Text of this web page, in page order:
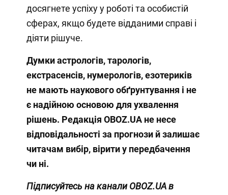
досягнете успіху у роботі та особистій
сферах, якщо будете відданими справі і
діяти рішуче.
Думки астрологів, тарологів,
екстрасенсів, нумерологів, езотериків
не мають наукового обґрунтування і не
є надійною основою для ухвалення
рішень. Редакція OBOZ.UA не несе
відповідальності за прогнози й залишає
читачам вибір, вірити у передбачення
чи ні.
Підписуйтесь на канали OBOZ.UA в